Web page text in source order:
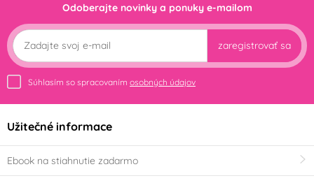
Odoberajte novinky a ponuky e-mailom
zaregistrovať sa
Súhlasím so spracovaním osobných údajov
Užitečné informace
Ebook na stiahnutie zadarmo